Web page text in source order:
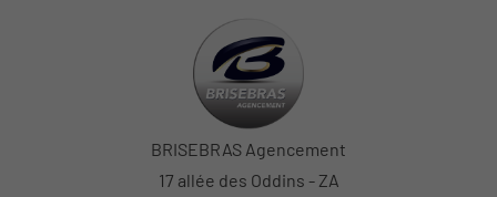
BRISEBRAS Agencement
17 allée des Oddins - ZA